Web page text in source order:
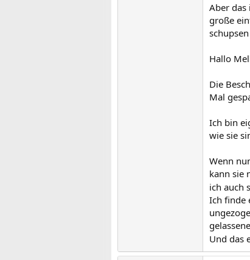
Aber das
große
Hallo
Die
Mal
Ich bin
wie sie
Wenn
kann sie
ich auch
Ich finde
Und das